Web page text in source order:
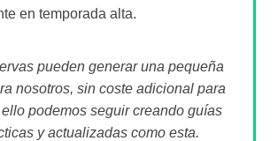
en temporada alta.
pueden generar una pequeña
nosotros, sin coste adicional para
podemos seguir creando guías
y actualizadas como esta.